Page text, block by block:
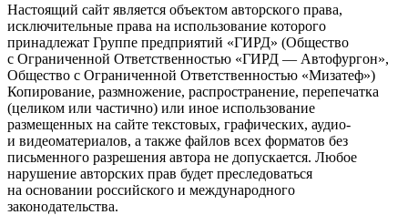
Настоящий сайт является объектом авторского права,
исключительные права на использование которого
принадлежат Группе предприятий «ГИРД» (Общество
с Ограниченной Ответственностью «ГИРД — Автофургон»,
Общество с Ограниченной Ответственностью «Мизатеф»)
Копирование, размножение, распространение, перепечатка
(целиком или частично) или иное использование
размещенных на сайте текстовых, графических, аудио-
и видеоматериалов, а также файлов всех форматов без
письменного разрешения автора не допускается. Любое
нарушение авторских прав будет преследоваться
на основании российского и международного
законодательства.